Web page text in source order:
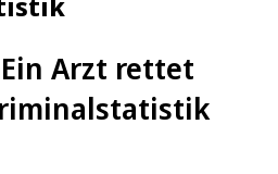
Ein Arzt rettet